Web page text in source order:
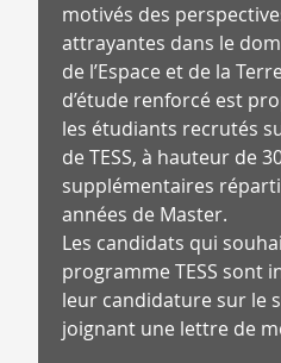
motivés des
attrayantes dans le
de l’Espace et de la
d’étude renforcé est
les étudiants recrutés
de TESS, à hauteur de
supplémentaires
années de Master.
Les candidats qui
programme TESS sont
leur candidature sur le
joignant une lettre de